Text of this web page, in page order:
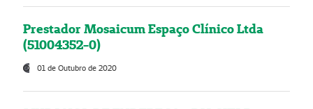
Prestador Mosaicum Espaço Clínico Ltda
(51004352-0)
01 de Outubro de 2020